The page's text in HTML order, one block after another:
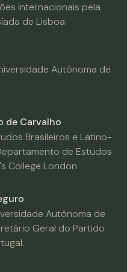
Internacionais pela
de Lisboa.
Autónoma de
de Carvalho
Brasileiros e Latino-
de Estudos
College London
Autônoma de
Geral do Partido